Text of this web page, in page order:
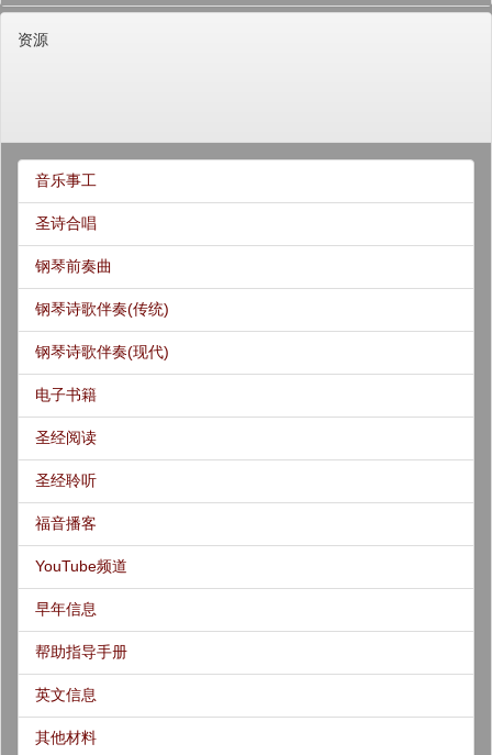
资源
音乐事工
圣诗合唱
钢琴前奏曲
钢琴诗歌伴奏(传统)
钢琴诗歌伴奏(现代)
电子书籍
圣经阅读
圣经聆听
福音播客
YouTube频道
早年信息
帮助指导手册
英文信息
其他材料